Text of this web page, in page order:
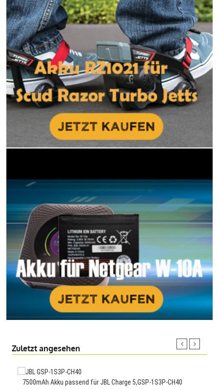
Zuletzt angesehen
7500mAh Akku passend für JBL Charge 5,GSP-1S3P-CH40